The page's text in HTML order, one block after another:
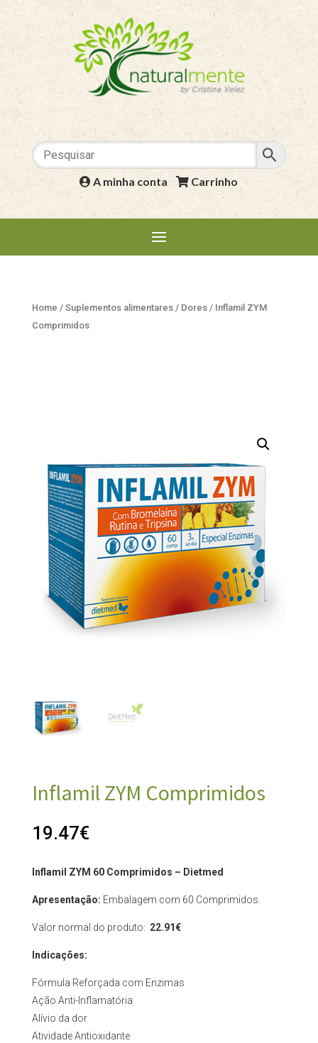
A minha conta | Carrinho
Home / Suplementos alimentares/ Dores/ Inflamil ZYM
Comprimidos
Inflamil ZYM Comprimidos
19.47€
Inflamil ZYM 60 Comprimidos – Dietmed
Apresentação: Embalagem com 60 Comprimidos.
Valor normal do produto: 22.91€
Indicações:
Fórmula Reforçada com Enzimas
Ação Anti-Inflamatória
Alívio da dor
Atividade Antioxidante